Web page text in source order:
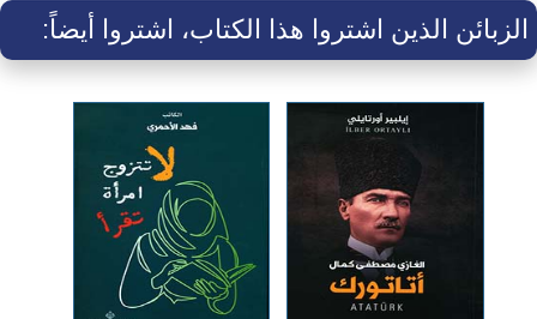
الزبائن الذين اشتروا هذا الكتاب، اشتروا أيضاً: